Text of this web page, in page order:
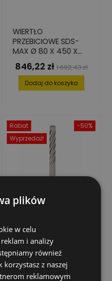
WIERTŁO
PRZEBICIOWE SDS-
MAX Ø 80 X 450 X
590 MM
Cena
846,22 zł Cena
podstawowa
1 692,43 zł
Dodaj do koszyka
-50%
Rabat
Wyprzedaż!
plików
w celu
i analizy
również
z naszej
reklamowym